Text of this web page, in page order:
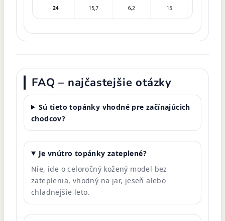
FAQ – najčastejšie otázky
Sú tieto topánky vhodné pre začínajúcich
chodcov?
Je vnútro topánky zateplené?
Nie, ide o celoročný kožený model bez
zateplenia, vhodný na jar, jeseň alebo
chladnejšie leto.